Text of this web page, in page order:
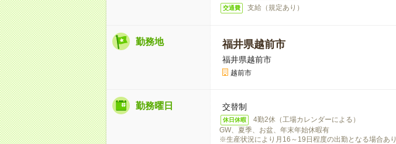
交通費 支給（規定あり）
勤務地 福井県越前市
福井県越前市
越前市
勤務曜日 交替制
休日休暇
4勤2休（工場カレンダーによる）
GW、夏季、お盆、年末年始休暇有
※生産状況により月16～19日程度の出勤となる場合あり